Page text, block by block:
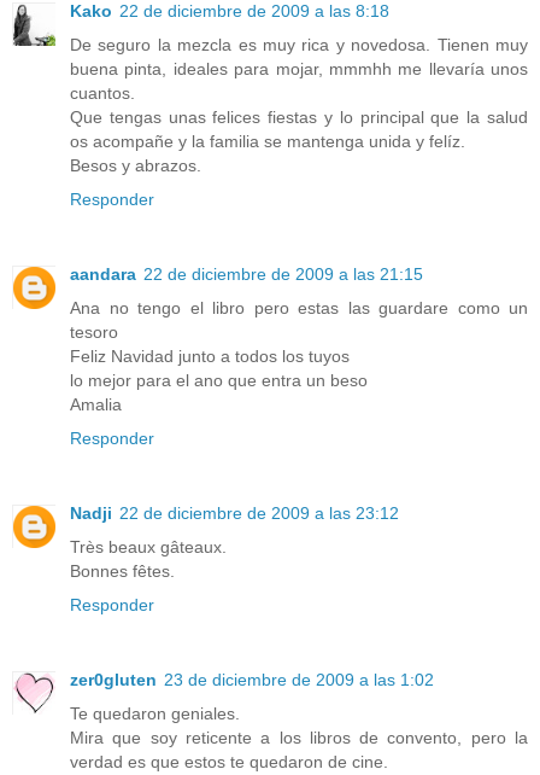
Kako 22 de diciembre de 2009 a las 8:18
De seguro la mezcla es muy rica y novedosa. Tienen muy
buena pinta, ideales para mojar, mmmhh me llevaría unos
cuantos.
Que tengas unas felices fiestas y lo principal que la salud
os acompañe y la familia se mantenga unida y felíz.
Besos y abrazos.
Responder
aandara 22 de diciembre de 2009 a las 21:15
Ana no tengo el libro pero estas las guardare como un
tesoro
Feliz Navidad junto a todos los tuyos
lo mejor para el ano que entra un beso
Amalia
Responder
Nadji 22 de diciembre de 2009 a las 23:12
Très beaux gâteaux.
Bonnes fêtes.
Responder
zer0gluten 23 de diciembre de 2009 a las 1:02
Te quedaron geniales.
Mira que soy reticente a los libros de convento, pero la
verdad es que estos te quedaron de cine.